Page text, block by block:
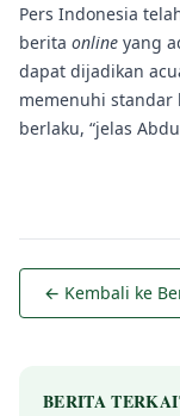
Pers Indonesia
berita online yang
dapat dijadikan
memenuhi standar
berlaku, “jelas
← Kembali ke
BERITA